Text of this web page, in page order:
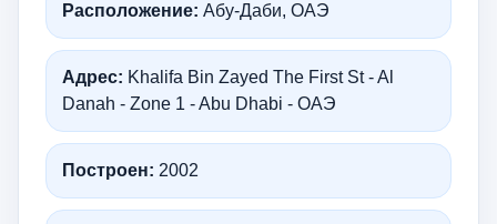
Расположение: Абу-Даби, ОАЭ
Адрес: Khalifa Bin Zayed The First St - Al
Danah - Zone 1 - Abu Dhabi - ОАЭ
Построен: 2002